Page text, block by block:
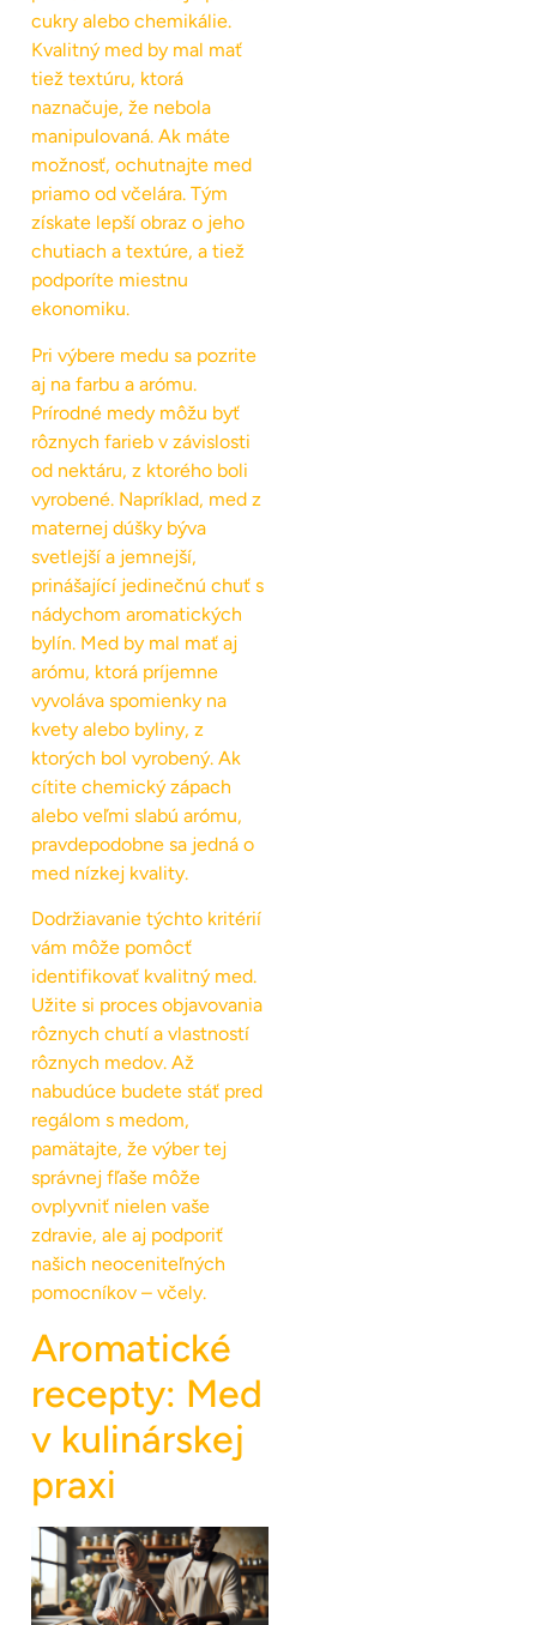
cukry alebo chemikálie.
Kvalitný med by mal mať
tiež textúru, ktorá
naznačuje, že nebola
manipulovaná. Ak máte
možnosť, ochutnajte med
priamo od včelára. Tým
získate lepší obraz o jeho
chutiach a textúre, a tiež
podporíte miestnu
ekonomiku.
Pri výbere medu sa pozrite
aj na farbu a arómu.
Prírodné medy môžu byť
rôznych farieb v závislosti
od nektáru, z ktorého boli
vyrobené. Napríklad, med z
maternej dúšky býva
svetlejší a jemnejší,
prinášající jedinečnú chuť s
nádychom aromatických
bylín. Med by mal mať aj
arómu, ktorá príjemne
vyvoláva spomienky na
kvety alebo byliny, z
ktorých bol vyrobený. Ak
cítite chemický zápach
alebo veľmi slabú arómu,
pravdepodobne sa jedná o
med nízkej kvality.
Dodržiavanie týchto kritérií
vám môže pomôcť
identifikovať kvalitný med.
Užite si proces objavovania
rôznych chutí a vlastností
rôznych medov. Až
nabudúce budete stáť pred
regálom s medom,
pamätajte, že výber tej
správnej fľaše môže
ovplyvniť nielen vaše
zdravie, ale aj podporiť
našich neoceniteľných
pomocníkov – včely.
Aromatické
recepty: Med
v kulinárskej
praxi